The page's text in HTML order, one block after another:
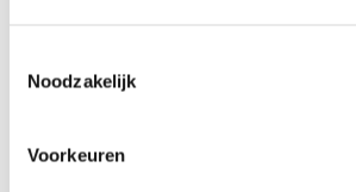
Noodzakelijk
Voorkeuren
21 APRIL 2026
eenvoudig